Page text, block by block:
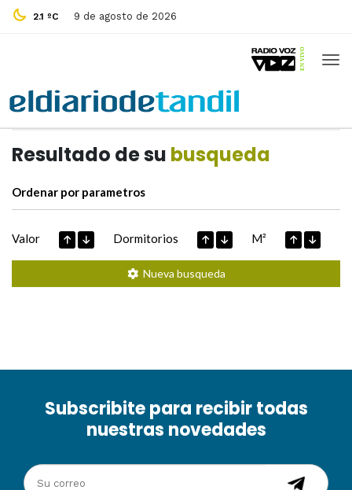
2.1 ºC 9 de agosto de 2026
Resultado de su busqueda
Ordenar por parametros
Valor Dormitorios M²
Nueva busqueda
Subscribite para recibir todas
nuestras novedades